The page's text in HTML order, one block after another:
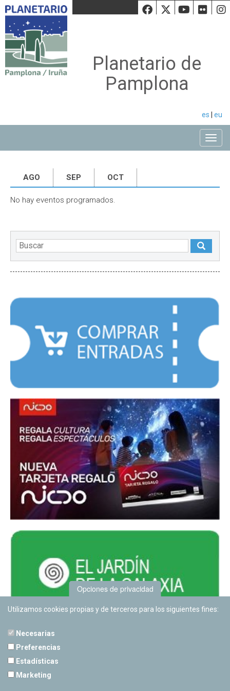
Facebook
Twiiter
Planetario de
Pamplona
es eu
AGO SEP OCT
No hay eventos programados.
Opciones de privacidad
Utilizamos cookies propias y de terceros para los siguientes fines:
Necesarias
Preferencias
Estadísticas
Marketing